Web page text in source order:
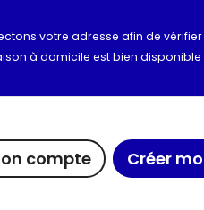
Valeurs
votre adresse afin de
à domicile est bien disponible
compte Créer